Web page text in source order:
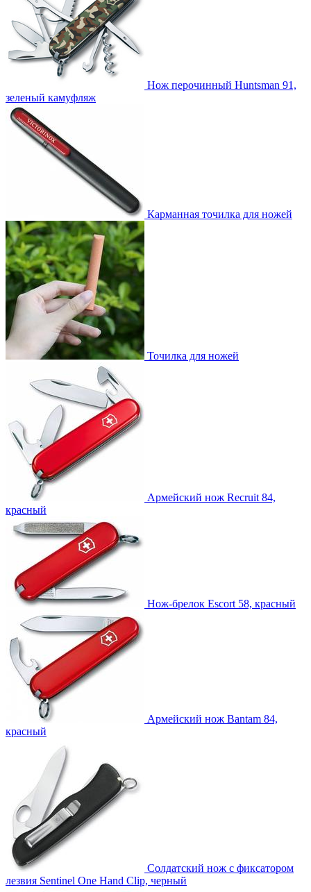
Нож перочинный Huntsman 91,
зеленый камуфляж
Карманная точилка для ножей
Точилка для ножей
Армейский нож Recruit 84,
красный
Нож-брелок Escort 58, красный
Армейский нож Bantam 84,
красный
Солдатский нож с фиксатором
лезвия Sentinel One Hand Clip, черный